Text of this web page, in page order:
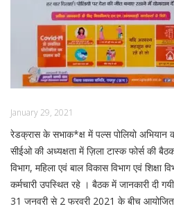
January 29, 2021
रेडक्रास के सभाक*क्ष में पल्स पोलियो
सीईओ की अध्यक्षता में ज़िला टास्क फोर्स की
विभाग, महिला एवं बाल विकास विभाग एवं शिक्षा
कर्मचारी उपस्थित रहे । बैठक में जानकारी दी
31 जनवरी से 2 फरवरी 2021 के बीच आयोजित